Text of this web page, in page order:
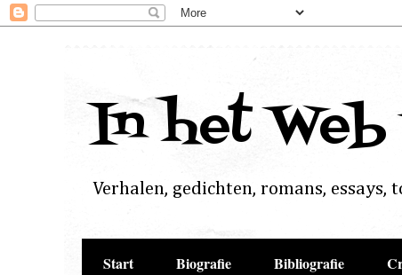
In het
Verhalen, gedichten, romans, essays,
Start Biografie Bibliografie